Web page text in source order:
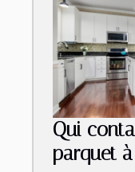
Qui
parquet